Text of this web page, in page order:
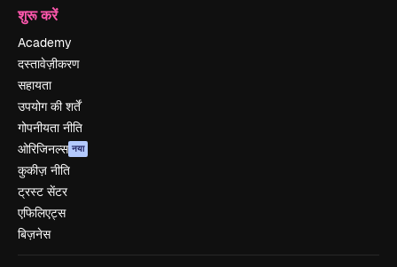
शुरू करें
Academy
दस्तावेज़ीकरण
सहायता
उपयोग की शर्तें
गोपनीयता नीति
ओरिजिनल्स नया
कुकीज़ नीति
ट्रस्ट सेंटर
एफिलिएट्स
बिज़नेस